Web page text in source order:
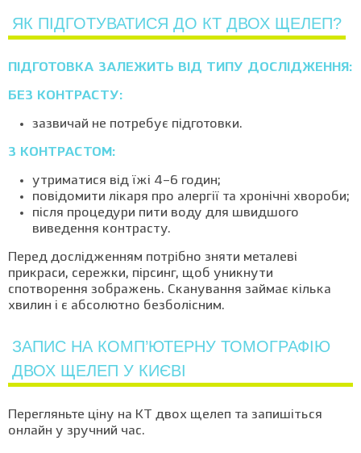
ЯК ПІДГОТУВАТИСЯ ДО КТ ДВОХ ЩЕЛЕП?
ПІДГОТОВКА ЗАЛЕЖИТЬ ВІД ТИПУ ДОСЛІДЖЕННЯ:
БЕЗ КОНТРАСТУ:
зазвичай не потребує підготовки.
З КОНТРАСТОМ:
утриматися від їжі 4–6 годин;
повідомити лікаря про алергії та хронічні хвороби;
після процедури пити воду для швидшого
виведення контрасту.
Перед дослідженням потрібно зняти металеві
прикраси, сережки, пірсинг, щоб уникнути
спотворення зображень. Сканування займає кілька
хвилин і є абсолютно безболісним.
ЗАПИС НА КОМП’ЮТЕРНУ ТОМОГРАФІЮ
ДВОХ ЩЕЛЕП У КИЄВІ
Перегляньте ціну на КТ двох щелеп та запишіться
онлайн у зручний час.